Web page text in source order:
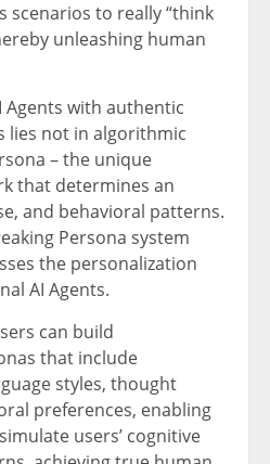
scenarios to really “think
unleashing human
Agents with authentic
lies not in algorithmic
– the unique
that determines an
and behavioral patterns.
Persona system
the personalization
AI Agents.
can build
that include
styles, thought
preferences, enabling
users’ cognitive